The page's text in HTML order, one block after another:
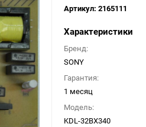
Артикул: 2165111
Характеристики
Бренд:
SONY
Гарантия:
1 месяц
Модель:
KDL-32BX340